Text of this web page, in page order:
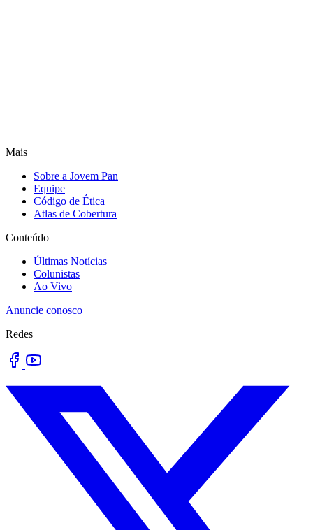
Mais
Sobre a Jovem Pan
Equipe
Código de Ética
Atlas de Cobertura
Conteúdo
Últimas Notícias
Colunistas
Ao Vivo
Anuncie conosco
Redes